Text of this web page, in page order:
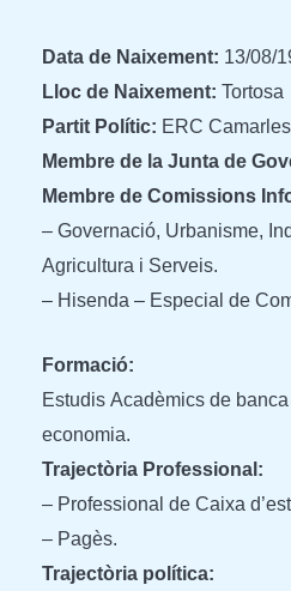
Data de Naixement: 13/08/
Lloc de Naixement: Tortosa
Partit Polític: ERC
Membre de la Junta de
Membre de Comissions
– Governació, Urbanisme,
Agricultura i Serveis.
– Hisenda – Especial de
Formació:
Estudis Acadèmics de
economia.
Trajectòria Professional:
– Professional de Caixa
– Pagès.
Trajectòria política: